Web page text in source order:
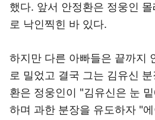
했다. 앞서 안정환은 정웅인
로 낙인찍힌 바 있다.
하지만 다른 아빠들은 끝까지
로 밀었고 결국 그는 김유신
환은 정웅인이 "김유신은 눈
하며 과한 분장을 유도하자 "